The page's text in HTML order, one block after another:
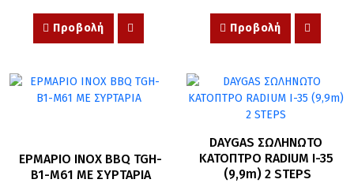
Προβολή Προβολή
ΕΡΜΑΡΙΟ INOX BBQ TGH-
B1-M61 ΜΕ ΣΥΡΤΑΡΙΑ
DAYGAS ΣΩΛΗΝΩΤΟ
ΚΑΤΟΠΤΡΟ RADIUM I-35
(9,9m) 2 STEPS